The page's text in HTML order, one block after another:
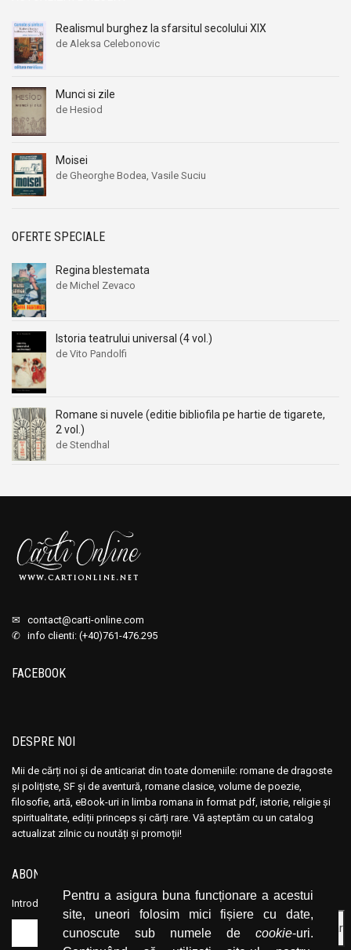
Pentru a asigura buna funcționare a acestui
site, uneori folosim mici fișiere cu date,
cunoscute sub numele de cookie-uri.
Realismul burghez la sfarsitul secolului XIX
de Aleksa Celebonovic
Munci si zile
de Hesiod
Moisei
de Gheorghe Bodea, Vasile Suciu
OFERTE SPECIALE
Regina blestemata
de Michel Zevaco
Istoria teatrului universal (4 vol.)
de Vito Pandolfi
Romane si nuvele (editie bibliofila pe hartie de tigarete,
2 vol.)
de Stendhal
✉ contact@carti-online.com
✆ info clienti: (+40)761-476.295
FACEBOOK
DESPRE NOI
Mii de cărți noi și de anticariat din toate domeniile: romane de dragoste
și polițiste, SF și de aventură, romane clasice, volume de poezie,
filosofie, artă, eBook-uri in limba romana in format pdf, istorie, religie și
spiritualitate, ediții princeps și cărți rare. Vă așteptăm cu un catalog
actualizat zilnic cu noutăți și promoții!
ABONEAZĂ-TE LA NEWSLETTER
Introduceți adresa dvs. de email și dați click pe butonul de abonare.